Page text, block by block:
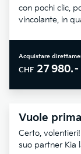
con pochi clic,
vincolante, in
Acquistare
CHF 27 980.–
Vuole
Certo,
suo partner Kia